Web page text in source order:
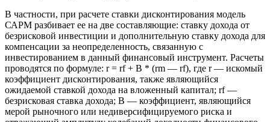
В частности, при расчете ставки дисконтирования модель
САРМ разбивает ее на две составляющие: ставку дохода от
безрисковой инвестиции и дополнительную ставку дохода для
компенсации за неопределенность, связанную с
инвестированием в данный финансовый инструмент. Расчеты
проводятся по формуле: r = rf + B * (rm — rf), где r — искомый
коэффициент дисконтирования, также являющийся
ожидаемой ставкой дохода на вложенный капитал; rf —
безрисковая ставка дохода; B — коэффициент, являющийся
мерой рыночного или недиверсифицируемого риска и